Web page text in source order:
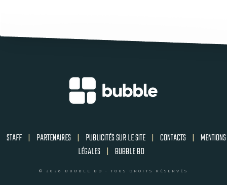
STAFF | PARTENAIRES | PUBLICITÉS SUR LE SITE | CONTACTS | MENTIONS
LÉGALES | BUBBLE BD
© 2026 BUBBLE BD - TOUS DROITS RÉSERVÉS